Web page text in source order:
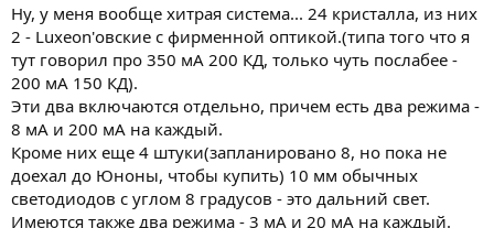
Ну, у меня вообще хитрая система... 24 кристалла, из них
2 - Luxeon'овские с фирменной оптикой.(типа того что я
тут говорил про 350 мА 200 КД, только чуть послабее -
200 мА 150 КД).
Эти два включаются отдельно, причем есть два режима -
8 мА и 200 мА на каждый.
Кроме них еще 4 штуки(запланировано 8, но пока не
доехал до Юноны, чтобы купить) 10 мм обычных
светодиодов с углом 8 градусов - это дальний свет.
Имеются также два режима - 3 мА и 20 мА на каждый.